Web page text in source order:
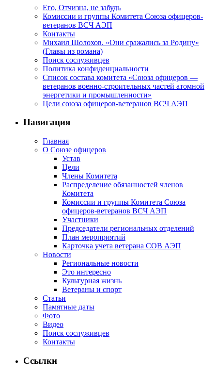
Его, Отчизна, не забудь
Комиссии и группы Комитета Союза офицеров-
ветеранов ВСЧ АЭП
Контакты
Михаил Шолохов. «Они сражались за Родину»
(Главы из романа)
Поиск сослуживцев
Политика конфиденциальности
Список состава комитета «Союза офицеров —
ветеранов военно-строительных частей атомной
энергетики и промышленности»
Цели союза офицеров-ветеранов ВСЧ АЭП
Навигация
Главная
О Союзе офицеров
Устав
Цели
Члены Комитета
Распределение обязанностей членов
Комитета
Комиссии и группы Комитета Союза
офицеров-ветеранов ВСЧ АЭП
Участники
Председатели региональных отделений
План мероприятий
Карточка учета ветерана CОВ АЭП
Новости
Региональные новости
Это интересно
Культурная жизнь
Ветераны и спорт
Статьи
Памятные даты
Фото
Видео
Поиск сослуживцев
Контакты
Ссылки